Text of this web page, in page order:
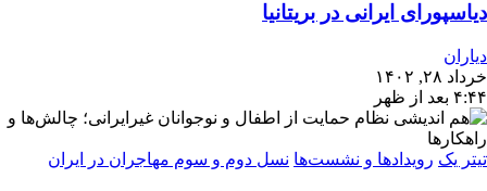
دیاسپورای ایرانی در بریتانیا
دیاران
خرداد ۲۸, ۱۴۰۲
۴:۴۴ بعد از ظهر
تیتر یک رویدادها و نشست‌ها نسل دوم و سوم مهاجران در ایران